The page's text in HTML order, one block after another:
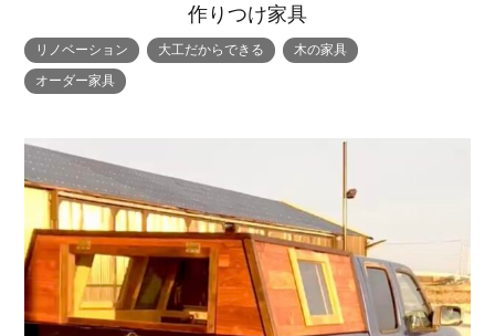
作りつけ家具
リノベーション 大工だからできる
木の家具
オーダー家具